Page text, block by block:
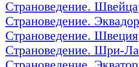
Страноведение.
Страноведение. Эквадор
Страноведение. Швеция
Страноведение. Шри-